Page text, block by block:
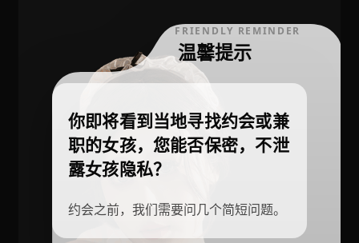
FRIENDLY REMINDER
温馨提示
你即将看到当地寻找约会或兼
职的女孩，您能否保密，不泄
露女孩隐私？
约会之前，我们需要问几个简短问题。